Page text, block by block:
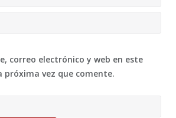
correo electrónico y web en este
próxima vez que comente.